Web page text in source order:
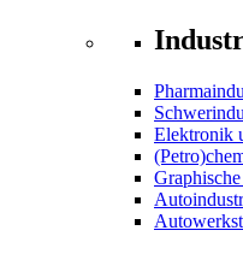
Elektronik